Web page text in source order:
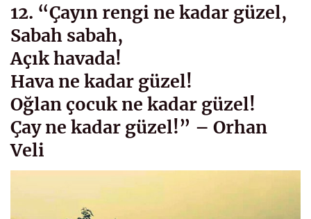
12. “Çayın rengi ne kadar güzel,
Sabah sabah,
Açık havada!
Hava ne kadar güzel!
Oğlan çocuk ne kadar güzel!
Çay ne kadar güzel!” – Orhan
Veli